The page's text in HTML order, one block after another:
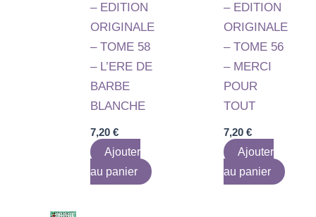
– EDITION
ORIGINALE
– TOME 58
– L’ERE DE
BARBE
BLANCHE
7,20€
Ajouter
au panier
– EDITION
ORIGINALE
– TOME 56
– MERCI
POUR
TOUT
7,20 €
Ajouter
au panier